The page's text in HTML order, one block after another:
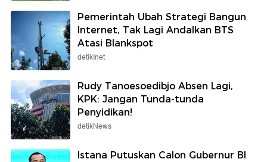
Pemerintah Ubah Strategi Bangun
Internet, Tak Lagi Andalkan BTS
Atasi Blankspot
detikInet
Rudy Tanoesoedibjo Absen Lagi,
KPK: Jangan Tunda-tunda
Penyidikan!
detikNews
Istana Putuskan Calon Gubernur BI